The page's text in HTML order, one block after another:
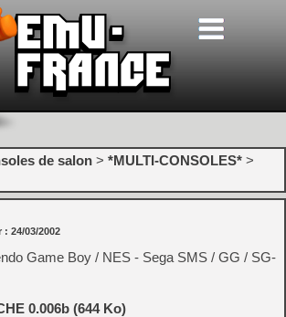
de salon > *MULTI-CONSOLES* >
: 24/03/2002
Game Boy / NES - Sega SMS / GG / SG-
0.006b (644 Ko)